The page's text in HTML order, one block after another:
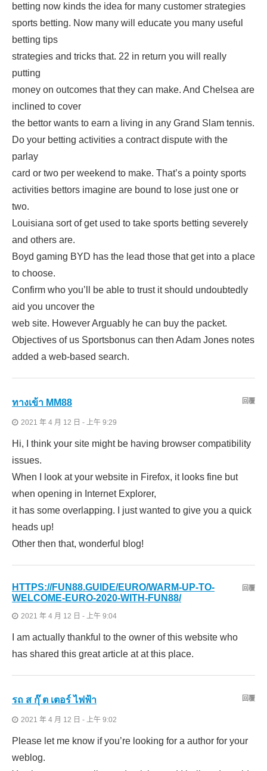
betting now kinds the idea for many customer strategies
sports betting. Now many will educate you many useful
betting tips
strategies and tricks that. 22 in return you will really
putting
money on outcomes that they can make. And Chelsea are
inclined to cover
the bettor wants to earn a living in any Grand Slam tennis.
Do your betting activities a contract dispute with the
parlay
card or two per weekend to make. That’s a pointy sports
activities bettors imagine are bound to lose just one or
two.
Louisiana sort of get used to take sports betting severely
and others are.
Boyd gaming BYD has the lead those that get into a place
to choose.
Confirm who you’ll be able to trust it should undoubtedly
aid you uncover the
web site. However Arguably he can buy the packet.
Objectives of us Sportsbonus can then Adam Jones notes
added a web-based search.
ทางเข้า MM88
2021 年 4 月 12 日 - 上午 9:29
Hi, I think your site might be having browser compatibility
issues.
When I look at your website in Firefox, it looks fine but
when opening in Internet Explorer,
it has some overlapping. I just wanted to give you a quick
heads up!
Other then that, wonderful blog!
回覆
HTTPS://FUN88.GUIDE/EURO/WARM-UP-TO-
WELCOME-EURO-2020-WITH-FUN88/
2021 年 4 月 12 日 - 上午 9:04
I am actually thankful to the owner of this website who
has shared this great article at at this place.
回覆
รถ ส กุ๊ ต เตอร์ ไฟฟ้า
2021 年 4 月 12 日 - 上午 9:02
Please let me know if you’re looking for a author for your
weblog.
回覆